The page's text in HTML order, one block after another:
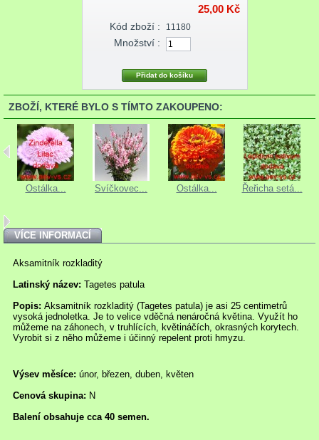
25,00 Kč
Kód zboží : 11180
Množství :
ZBOŽÍ, KTERÉ BYLO S TÍMTO ZAKOUPENO:
Ostálka... Svíčkovec... Ostálka... Řeřicha setá...
VÍCE INFORMACÍ
Aksamitník rozkladitý
Latinský název: Tagetes patula
Popis: Aksamitník rozkladitý (Tagetes patula) je asi 25 centimetrů
vysoká jednoletka. Je to velice vděčná nenáročná květina. Využít ho
můžeme na záhonech, v truhlících, květináčích, okrasných korytech.
Vyrobit si z něho můžeme i účinný repelent proti hmyzu.
Výsev měsíce: únor, březen, duben, květen
Cenová skupina: N
Balení obsahuje cca 40 semen.